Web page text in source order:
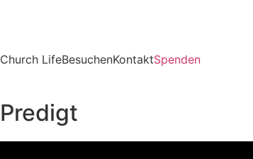
Church LifeBesuchenKontaktSpenden
Predigt